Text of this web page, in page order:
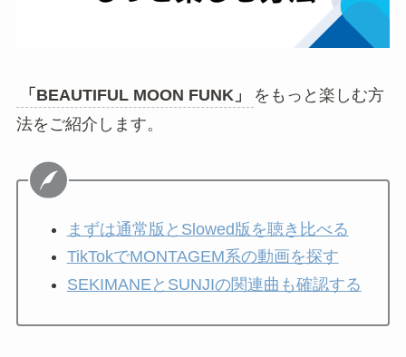
「BEAUTIFUL MOON FUNK」
をもっと楽しむ方
法をご紹介します。
まずは通常版とSlowed版を聴き比べる
TikTokでMONTAGEM系の動画を探す
SEKIMANEとSUNJIの関連曲も確認する